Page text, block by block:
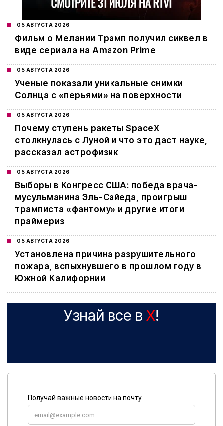
05 АВГУСТА 2026
Фильм о Мелании Трамп получил сиквел в
виде сериала на Amazon Prime
05 АВГУСТА 2026
Ученые показали уникальные снимки
Солнца с «перьями» на поверхности
05 АВГУСТА 2026
Почему ступень ракеты SpaceX
столкнулась с Луной и что это даст науке,
рассказал астрофизик
05 АВГУСТА 2026
Выборы в Конгресс США: победа врача-
мусульманина Эль-Сайеда, проигрыш
трамписта «фантому» и другие итоги
праймериз
05 АВГУСТА 2026
Установлена причина разрушительного
пожара, вспыхнувшего в прошлом году в
Южной Калифорнии
Узнай все в X!